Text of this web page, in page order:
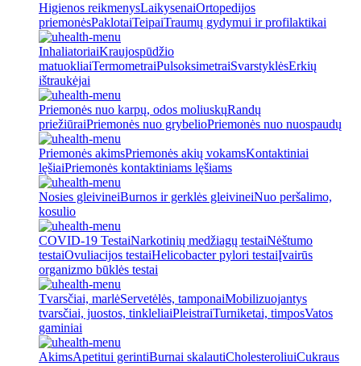
Higienos reikmenysLaikysenaiOrtopedijos
priemonėsPaklotaiTeipaiTraumų gydymui ir profilaktikai
InhaliatoriaiKraujospūdžio
matuokliaiTermometraiPulsoksimetraiSvarstyklėsErkių
ištraukėjai
Priemonės nuo karpų, odos moliuskųRandų
priežiūraiPriemonės nuo grybelioPriemonės nuo nuospaudų
Priemonės akimsPriemonės akių vokamsKontaktiniai
lęšiaiPriemonės kontaktiniams lęšiams
Nosies gleivineiBurnos ir gerklės gleivineiNuo peršalimo,
kosulio
COVID-19 TestaiNarkotinių medžiagų testaiNėštumo
testaiOvuliacijos testaiHelicobacter pylori testaiĮvairūs
organizmo būklės testai
Tvarsčiai, marlėServetėlės, tamponaiMobilizuojantys
tvarsčiai, juostos, tinkleliaiPleistraiTurniketai, timposVatos
gaminiai
AkimsApetitui gerintiBurnai skalautiCholesteroliuiCukraus